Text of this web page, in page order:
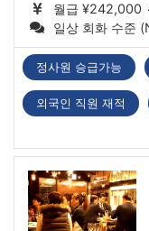
월급 ¥242,000
일상 회화 수준
정사원 승급가능
외국인 직원 재적